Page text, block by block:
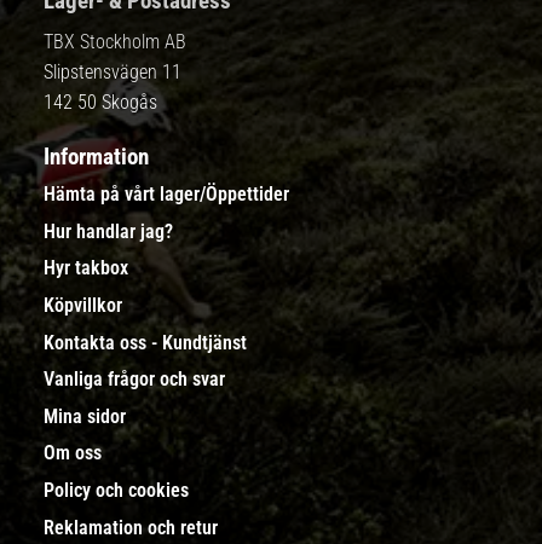
TBX Stockholm AB
Slipstensvägen 11
142 50 Skogås
Information
Hämta på vårt lager/Öppettider
Hur handlar jag?
Hyr takbox
Köpvillkor
Kontakta oss - Kundtjänst
Vanliga frågor och svar
Mina sidor
Om oss
Policy och cookies
Reklamation och retur